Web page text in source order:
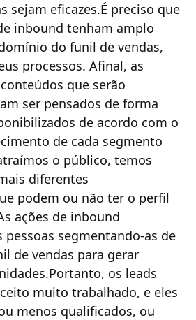
sejam eficazes.É preciso que
inbound tenham amplo
do funil de vendas,
processos. Afinal, as
que serão
ser pensados de forma
de acordo com o
de cada segmento
o público, temos
diferentes
podem ou não ter o perfil
ações de inbound
pessoas segmentando-as de
de vendas para gerar
os leads
muito trabalhado, e eles
menos qualificados, ou